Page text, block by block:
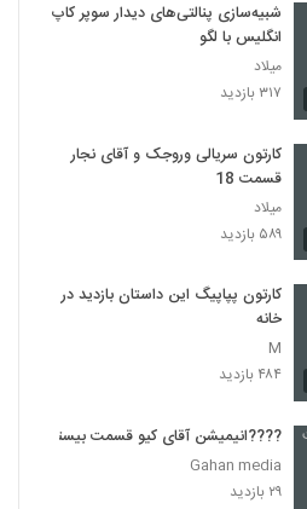
شبیه‌سازی پنالتی‌های دیدار سوپر کاپ
انگلیس با لگو
میلاد
۳۱۷ بازدید
کارتون سریالی وروجک و آقای نجار
قسمت 18
میلاد
۵۸۹ بازدید
کارتون پپاپیگ این داستان بازدید در
خانه
M
۴۸۴ بازدید
????️انیمیشن آقای کیو قسمت بیستم
Gahan media
۲۹ بازدید